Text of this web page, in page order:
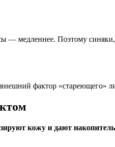
— медленнее. Поэтому
фактор «стареющего»
кожу и дают